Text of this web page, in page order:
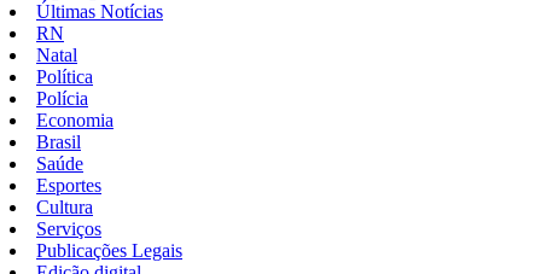
Últimas Notícias
RN
Natal
Política
Polícia
Economia
Brasil
Saúde
Esportes
Cultura
Serviços
Publicações Legais